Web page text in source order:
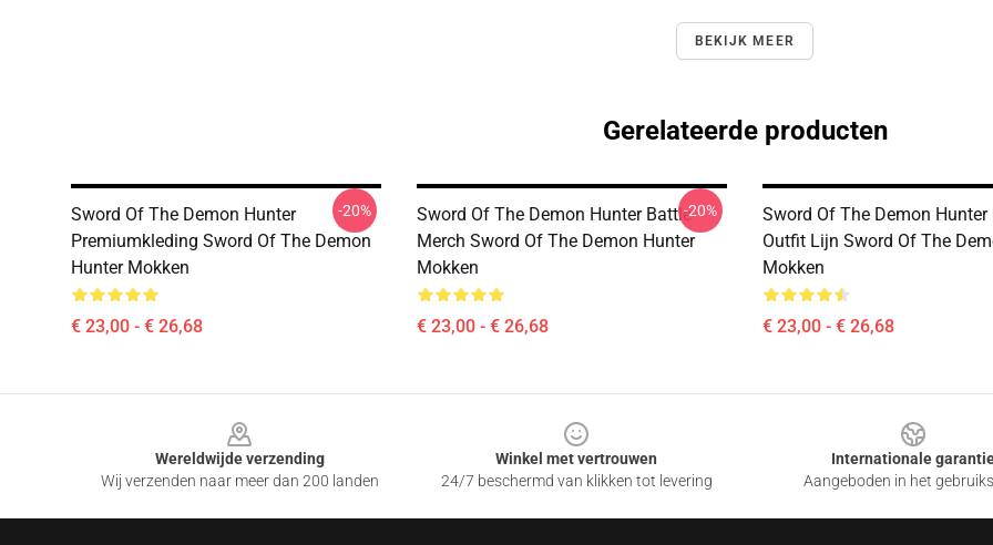
BEKIJK MEER
Gerelateerde producten
Sword Of The Demon Hunter
Premiumkleding Sword Of The Demon
Hunter Mokken
€ 23,00 - € 26,68
-20%
Sword Of The Demon Hunter Battle
Merch Sword Of The Demon Hunter
Mokken
€ 23,00 - € 26,68
-20%
Sword Of The Demon Hunter
Outfit Lijn Sword Of The
Mokken
€ 23,00 - € 26,68
Wereldwijde verzending
Wij verzenden naar meer dan 200 landen
Winkel met vertrouwen
24/7 beschermd van klikken tot levering
Internationale
Aangeboden in het